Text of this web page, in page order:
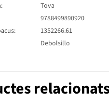
Tova
9788499890920
1352266.61
Debolsillo